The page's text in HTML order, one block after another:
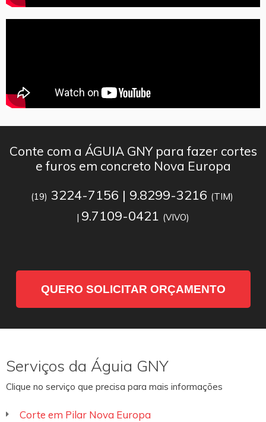
Conte com a ÁGUIA GNY para fazer cortes
e furos em concreto Nova Europa
(19) 3224-7156 | 9.8299-3216 (TIM)
| 9.7109-0421 (VIVO)
QUERO SOLICITAR ORÇAMENTO
Serviços da Águia GNY
Clique no serviço que precisa para mais informações
Corte em Pilar Nova Europa